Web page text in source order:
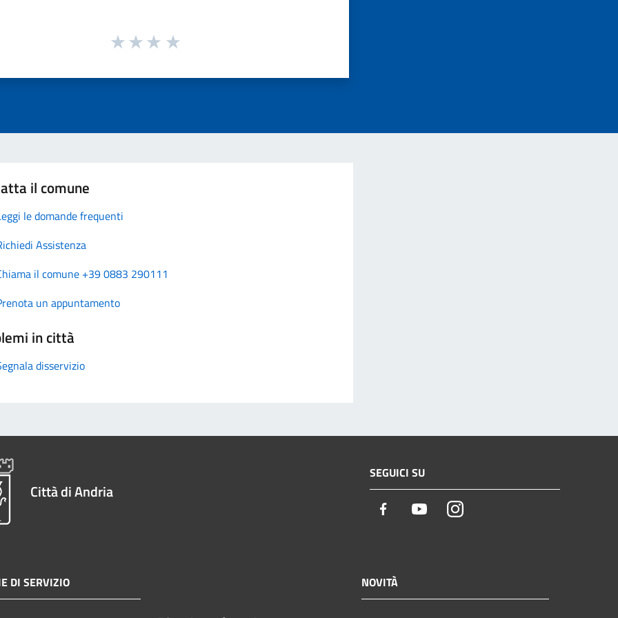
il comune
le domande frequenti
Assistenza
il comune +39 0883 290111
un appuntamento
in città
disservizio
Città di Andria
SEGUICI SU
Facebook YoutubeInstagram
DI SERVIZIO NOVITÀ